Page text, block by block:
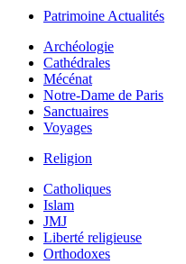
Patrimoine Actualités
Archéologie
Cathédrales
Mécénat
Notre-Dame de Paris
Sanctuaires
Voyages
Religion
Catholiques
Islam
JMJ
Liberté religieuse
Orthodoxes